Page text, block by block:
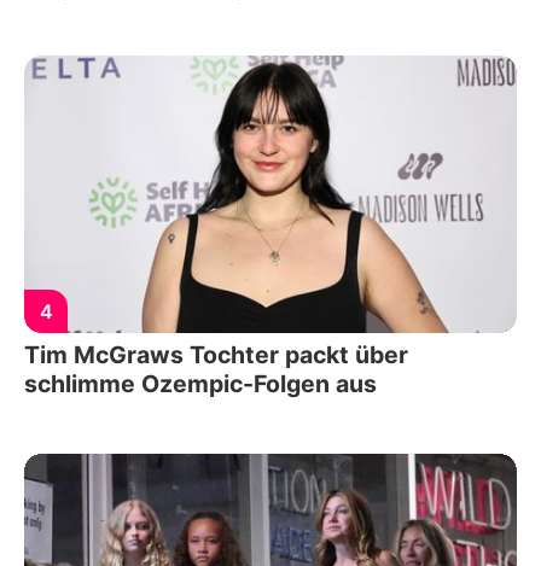
4
Tim McGraws Tochter packt über
schlimme Ozempic-Folgen aus